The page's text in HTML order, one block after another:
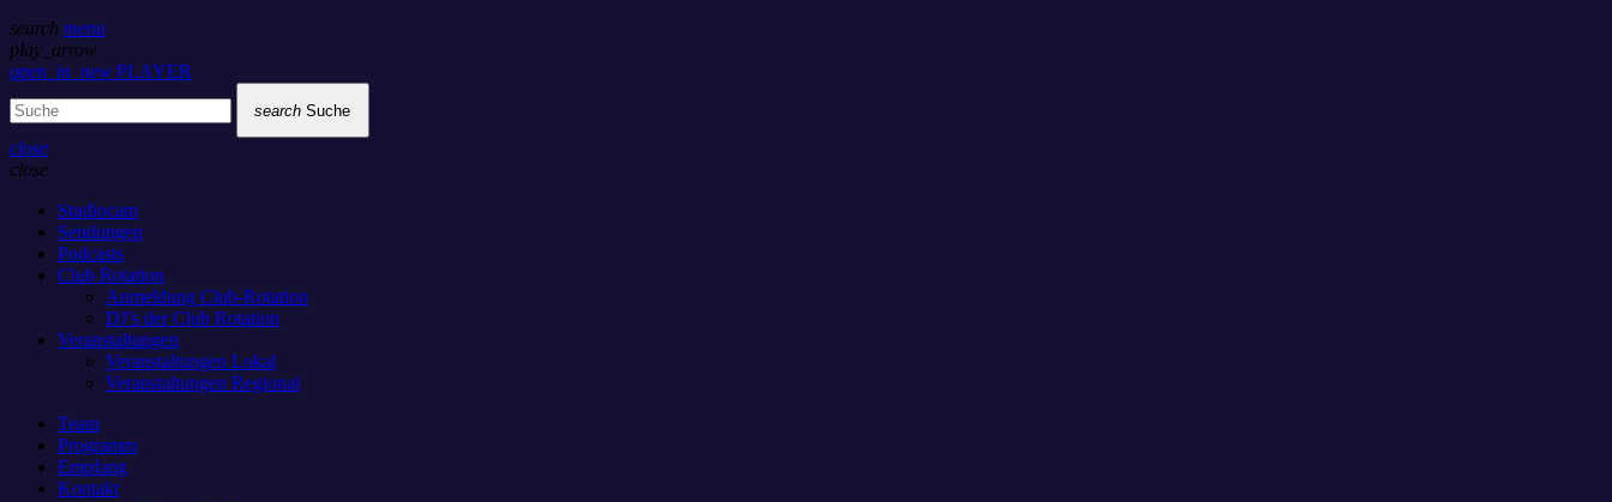
search menu
play_arrow
open_in_new PLAYER
search Suche
close
close
Studiocam
Sendungen
Podcasts
Club Rotation
Anmeldung Club-Rotation
DJ’s der Club Rotation
Veranstaltungen
Veranstaltungen Lokal
Veranstaltungen Regional
Team
Programm
Empfang
Kontakt